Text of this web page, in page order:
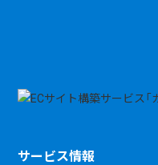
サービス情報